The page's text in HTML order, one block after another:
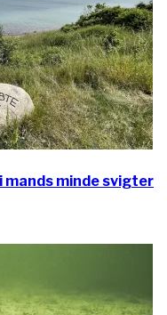
mands minde svigter